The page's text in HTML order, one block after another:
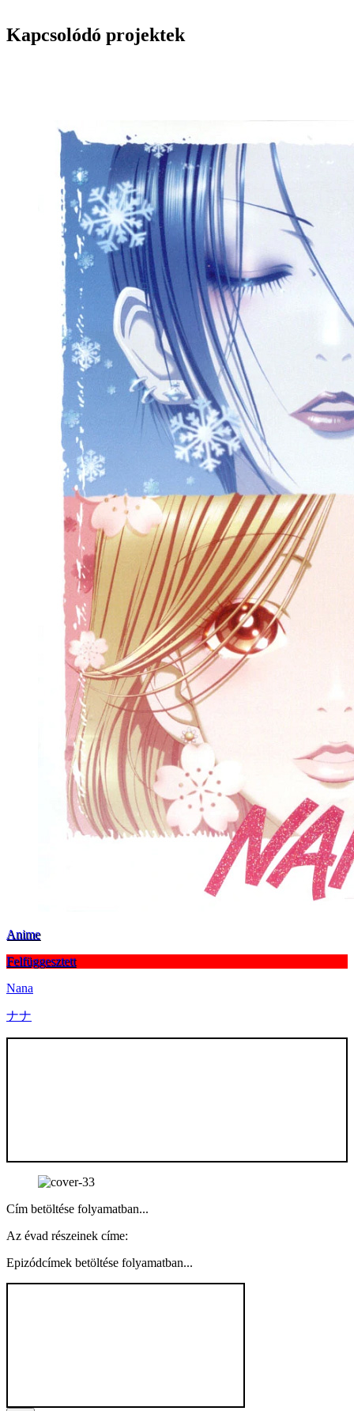
Kapcsolódó projektek
Anime
Felfüggesztett
Nana
ナナ
Cím betöltése folyamatban...
Az évad részeinek címe:
Epizódcímek betöltése folyamatban...